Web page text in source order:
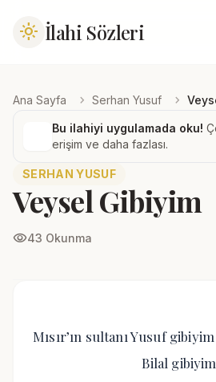
light_mode İlahi Sözleri
Ana Sayfa chevron_right Serhan Yusuf chevron_right
Bu ilahiyi uygulamada oku!
erişim ve daha fazlası.
SERHAN YUSUF
Veysel Gibiyim
visibility43 Okunma
Mısır’ın sultanı Yusuf
Bilal gibiyim